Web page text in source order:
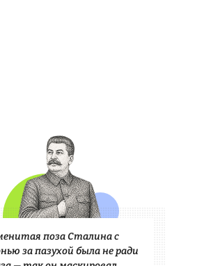
поза Сталина с
за пазухой была не ради